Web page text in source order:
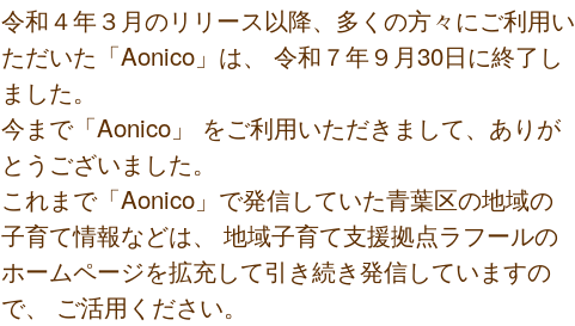
令和４年３月のリリース以降、多くの方々にご利用い
ただいた「Aonico」は、 令和７年９月30日に終了し
ました。
今まで「Aonico」 をご利用いただきまして、ありが
とうございました。
これまで「Aonico」で発信していた青葉区の地域の
子育て情報などは、 地域子育て支援拠点ラフールの
ホームページを拡充して引き続き発信していますの
で、 ご活用ください。